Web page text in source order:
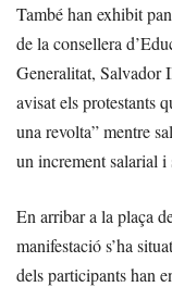
També han exhibit
de la consellera
Generalitat, Salvador
avisat els protestants
una revolta” mentre
un increment salarial i
En arribar a la plaça
manifestació s’ha
dels participants han